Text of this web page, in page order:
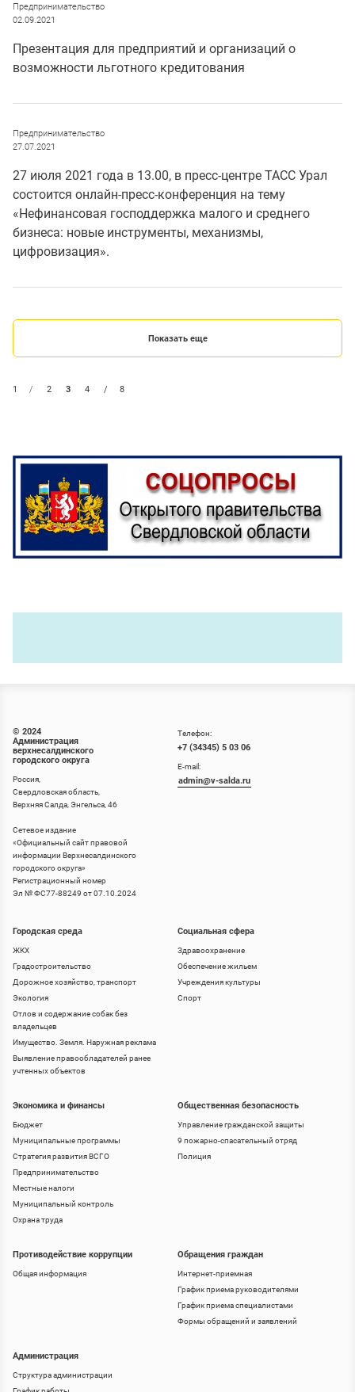
Предпринимательство
02.09.2021
Презентация для предприятий и организаций о
возможности льготного кредитования
Предпринимательство
27.07.2021
27 июля 2021 года в 13.00, в пресс-центре ТАСС Урал
состоится онлайн-пресс-конференция на тему
«Нефинансовая господдержка малого и среднего
бизнеса: новые инструменты, механизмы,
цифровизация».
Показать еще
1 / 2 3 4 / 8
© 2024
Администрация
верхнесалдинского
городского округа
Россия,
Свердловская область,
Верхняя Салда, Энгельса, 46
Сетевое издание
«Официальный сайт правовой
информации Верхнесалдинского
городского округа»
Регистрационный номер
Эл № ФС77-88249 от 07.10.2024
Городская среда
ЖКХ
Градостроительство
Дорожное хозяйство, транспорт
Экология
Отлов и содержание собак без
владельцев
Имущество. Земля. Наружная реклама
Выявление правообладателей ранее
учтенных объектов
Социальная сфера
Здравоохранение
Обеспечение жильем
Учреждения культуры
Спорт
Телефон:
+7 (34345) 5 03 06
E-mail:
admin@v-salda.ru
Экономика и финансы
Бюджет
Муниципальные программы
Стратегия развития ВСГО
Предпринимательство
Местные налоги
Муниципальный контроль
Охрана труда
Общественная безопасность
Управление гражданской защиты
9 пожарно-спасательный отряд
Полиция
Противодействие коррупции
Общая информация
Обращения граждан
Интернет-приемная
График приема руководителями
График приема специалистами
Формы обращений и заявлений
Администрация
Структура администрации